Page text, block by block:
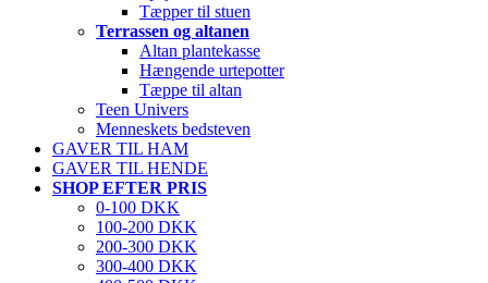
Tæpper til stuen
Terrassen og altanen
Altan plantekasse
Hængende urtepotter
Tæppe til altan
Teen Univers
Menneskets bedsteven
GAVER TIL HAM
GAVER TIL HENDE
SHOP EFTER PRIS
0-100 DKK
100-200 DKK
200-300 DKK
300-400 DKK